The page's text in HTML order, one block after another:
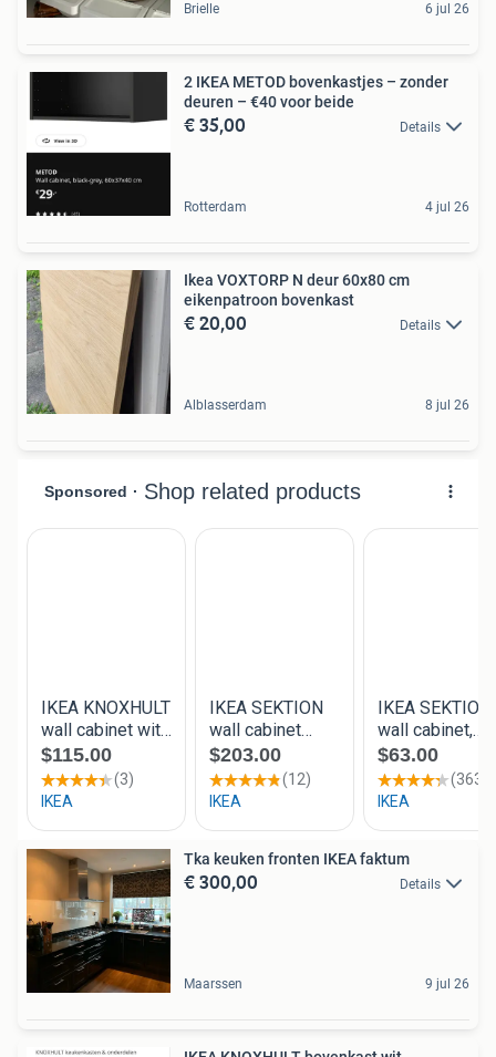
Brielle 6 jul 26
2 IKEA METOD bovenkastjes – zonder
deuren – €40 voor beide
€ 35,00 Details
Rotterdam 4 jul 26
Ikea VOXTORP N deur 60x80 cm
eikenpatroon bovenkast
€ 20,00 Details
Alblasserdam 8 jul 26
Tka keuken fronten IKEA faktum
€ 300,00 Details
Maarssen 9 jul 26